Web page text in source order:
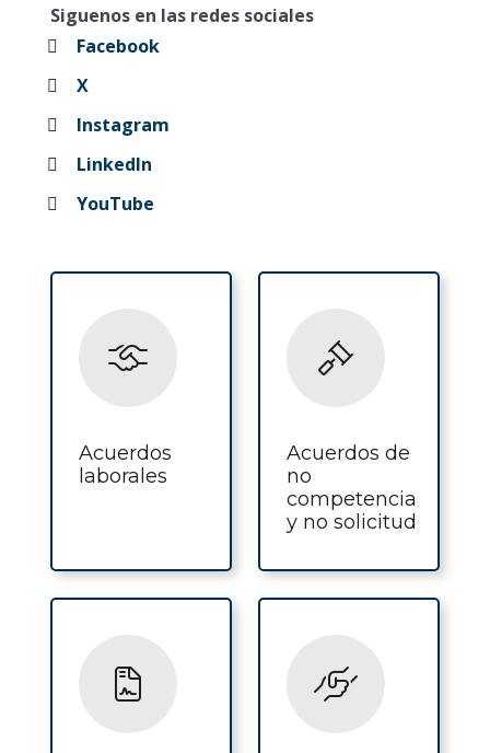
Siguenos en las redes sociales
Facebook
X
Instagram
LinkedIn
YouTube
Acuerdos
laborales
Acuerdos de
no
competencia
y no solicitud